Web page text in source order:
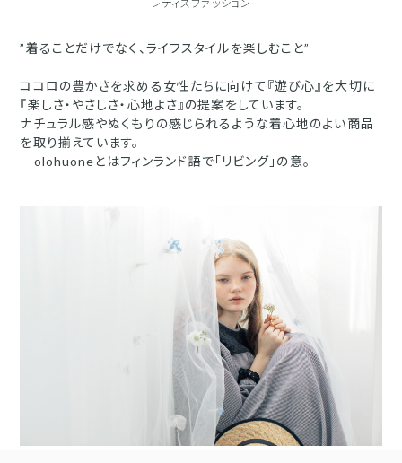
レディスファッション
”着ることだけでなく、ライフスタイルを楽しむこと”
ココロの豊かさを求める女性たちに向けて『遊び心』を大切に
『楽しさ・やさしさ・心地よさ』の提案をしています。
ナチュラル感やぬくもりの感じられるような着心地のよい商品
を取り揃えています。
olohuoneとはフィンランド語で「リビング」の意。